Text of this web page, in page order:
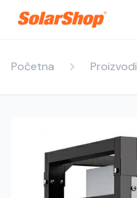
Početna Proizvodi